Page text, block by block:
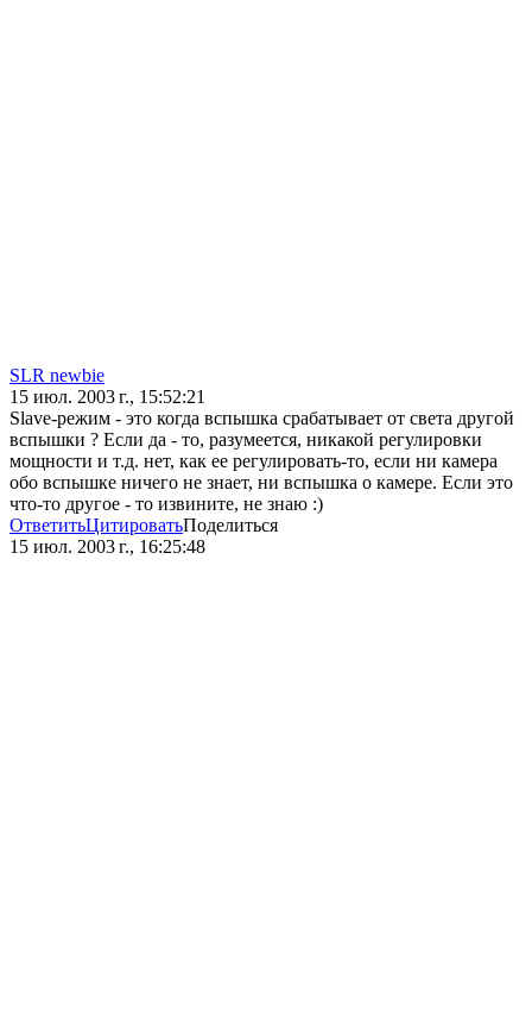
SLR newbie
15 июл. 2003 г., 15:52:21
Slave-режим - это когда вспышка срабатывает от света другой
вспышки ? Если да - то, разумеется, никакой регулировки
мощности и т.д. нет, как ее регулировать-то, если ни камера
обо вспышке ничего не знает, ни вспышка о камере. Если это
что-то другое - то извините, не знаю :)
ОтветитьЦитироватьПоделиться
15 июл. 2003 г., 16:25:48